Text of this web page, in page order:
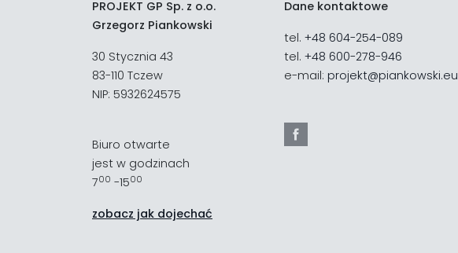
PROJEKT GP Sp. z o.o.
Grzegorz Piankowski
30 Stycznia 43
83-110 Tczew
NIP: 5932624575
Biuro otwarte
jest w godzinach
700 -1500
zobacz jak dojechać
Dane kontaktowe
tel. +48 604-254-089
tel. +48 600-278-946
e-mail: projekt@piankowski.eu